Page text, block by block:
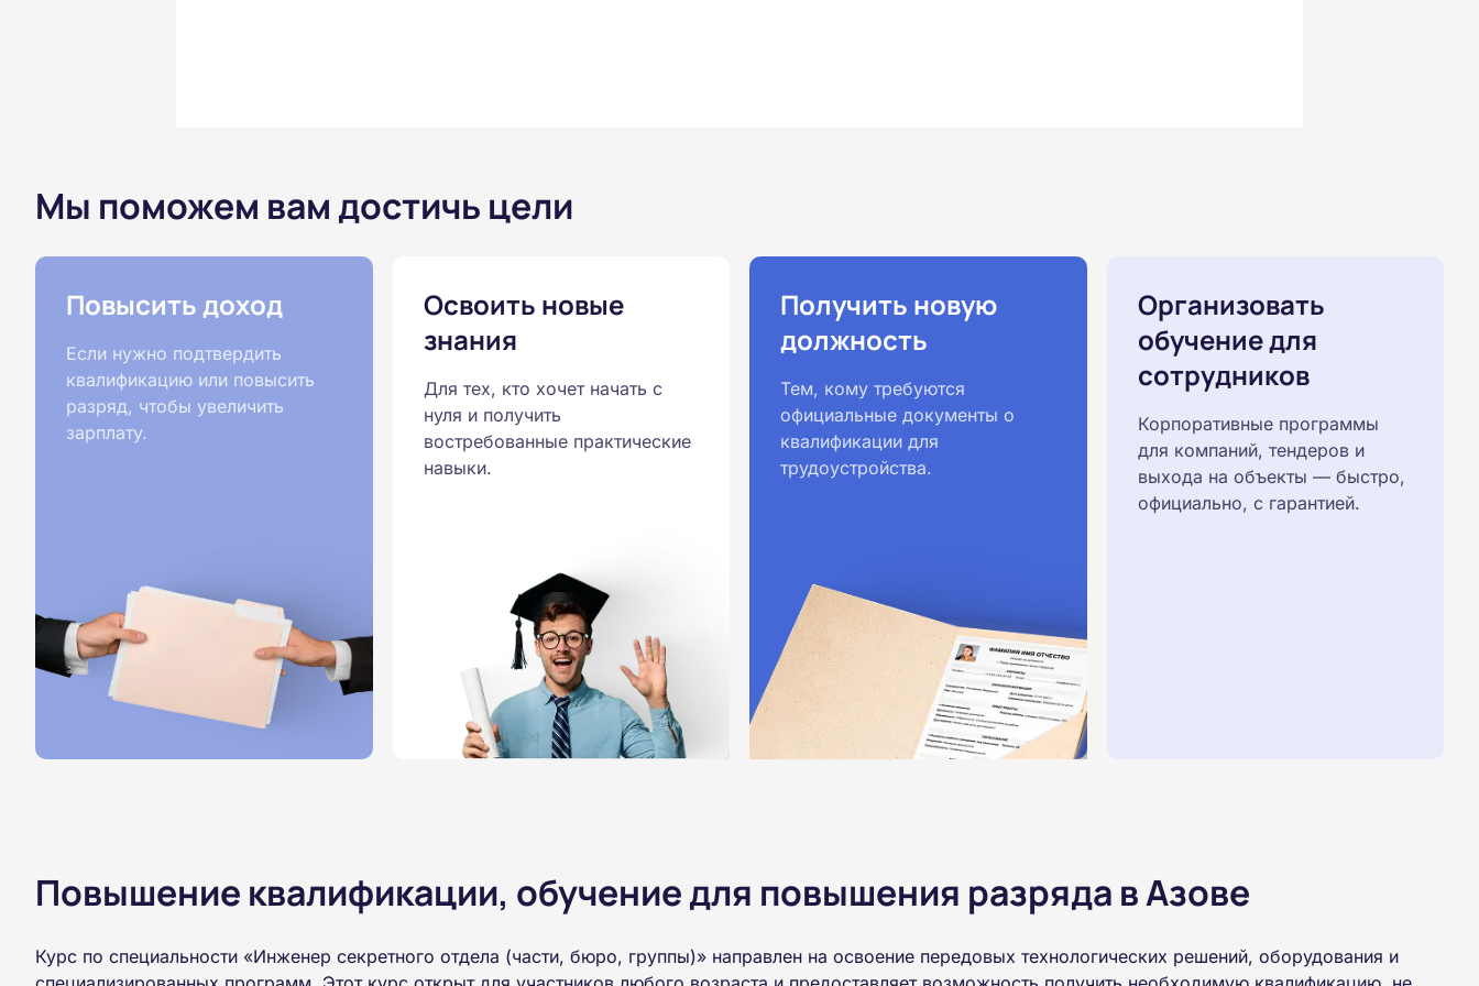
Мы поможем вам достичь цели
Повысить доход
Если нужно подтвердить
квалификацию или повысить
разряд, чтобы увеличить
зарплату.
Освоить новые
знания
Для тех, кто хочет начать с
нуля и получить
востребованные практические
навыки.
Получить новую
должность
Тем, кому требуются
официальные документы о
квалификации для
трудоустройства.
Организовать
обучение для
сотрудников
Корпоративные программы
для компаний, тендеров и
выхода на объекты — быстро,
официально, с гарантией.
Повышение квалификации, обучение для повышения разряда в Азове
Курс по специальности «Инженер секретного отдела (части, бюро, группы)» направлен на освоение передовых технологических решений, оборудования и